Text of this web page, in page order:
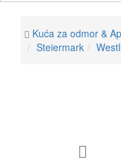
Kuća za odmor &
Steiermark